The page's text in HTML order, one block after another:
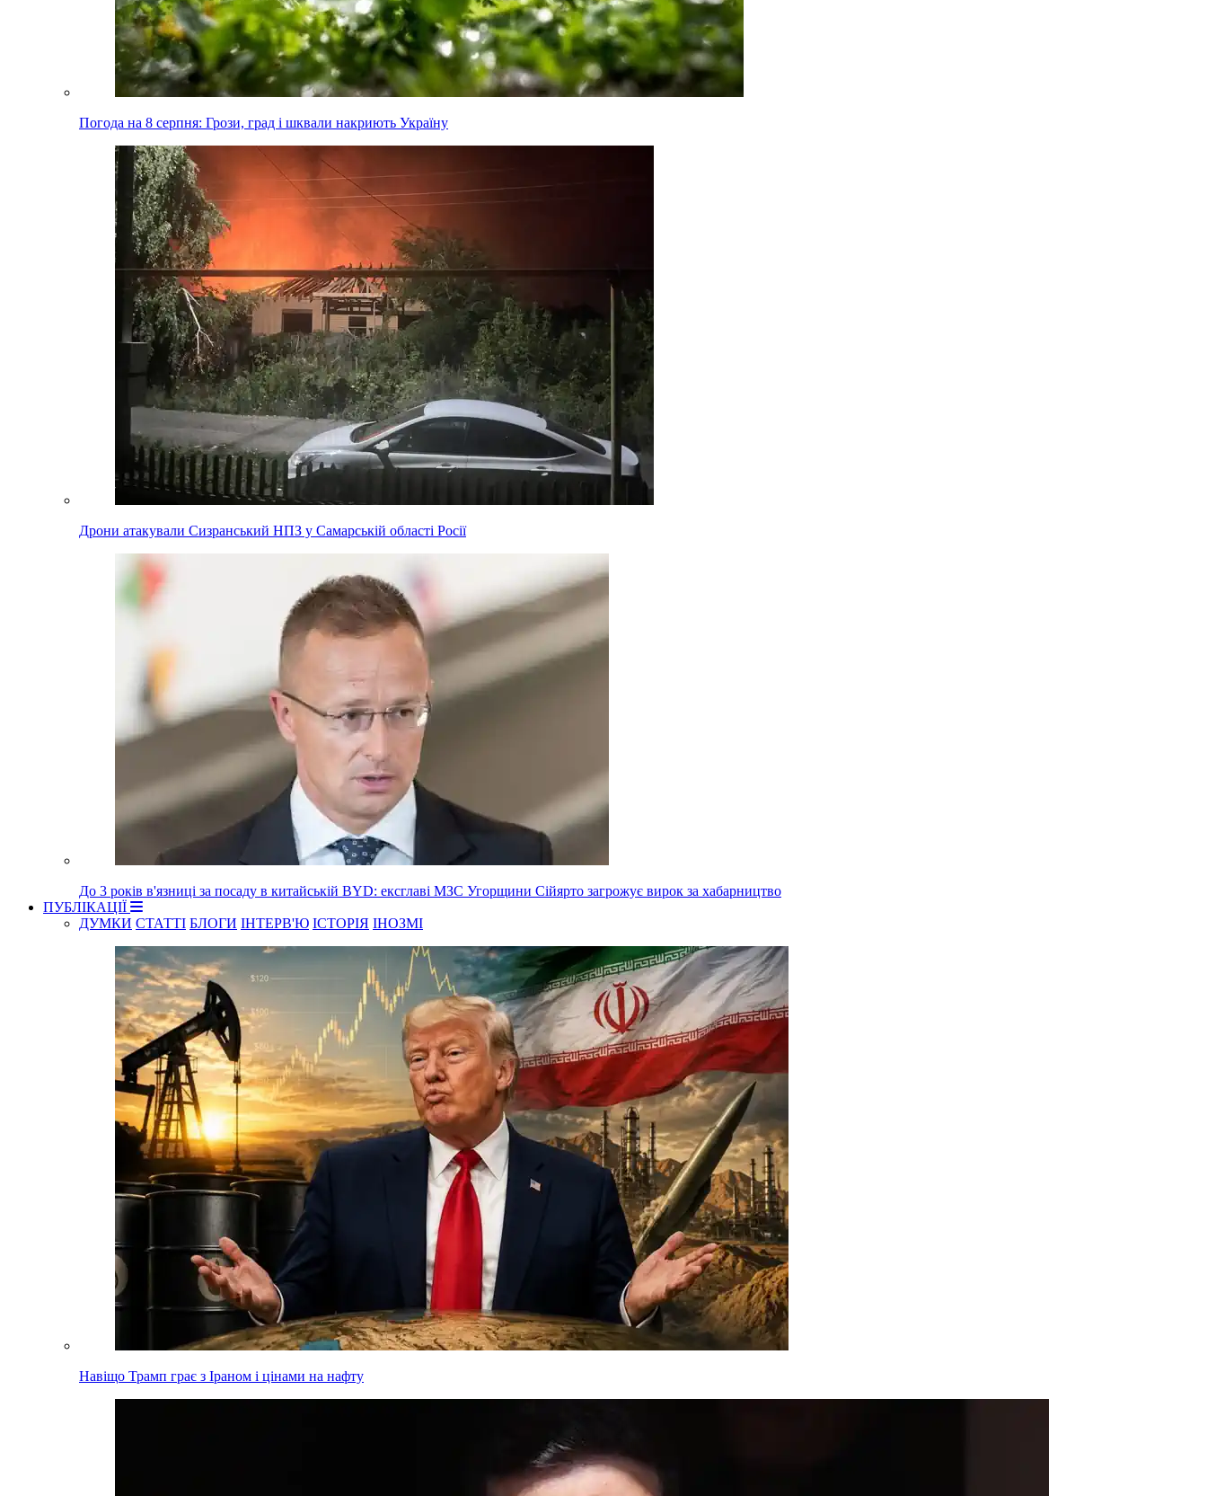
Погода на 8 серпня: Грози, град і шквали накриють Україну
Дрони атакували Сизранський НПЗ у Самарській області Росії
До 3 років в'язниці за посаду в китайській BYD: ексглаві МЗС Угорщини Сійярто загрожує вирок за хабарництво
ПУБЛІКАЦІЇ
ДУМКИ СТАТТІ БЛОГИ ІНТЕРВ'Ю ІСТОРІЯ ІНОЗМІ
Навіщо Трамп грає з Іраном і цінами на нафту